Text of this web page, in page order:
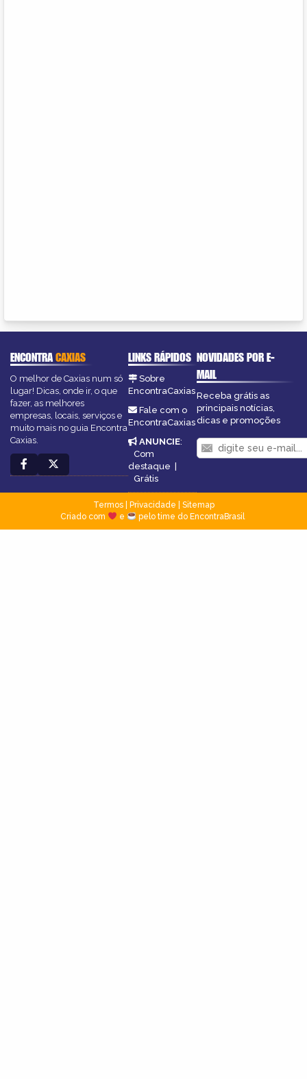
ENCONTRACAXIAS
O melhor de Caxias num só
lugar! Dicas, onde ir, o que
fazer, as melhores
empresas, locais, serviços e
muito mais no guia Encontra
Caxias.
LINKS RÁPIDOS
Sobre
EncontraCaxias
Fale com o
EncontraCaxias
ANUNCIE:
Com
destaque |
Grátis
NOVIDADES POR E-
MAIL
Receba grátis as
principais notícias,
dicas e promoções
Termos| Privacidade
Sitemap
Criado com
e pelo time do EncontraBrasil